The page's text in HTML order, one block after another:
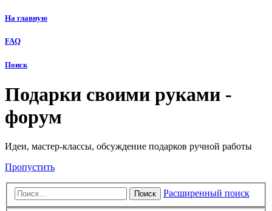
На главную
FAQ
Поиск
Подарки своими руками -
форум
Идеи, мастер-классы, обсуждение подарков ручной работы
Пропустить
Поиск Расширенный поиск